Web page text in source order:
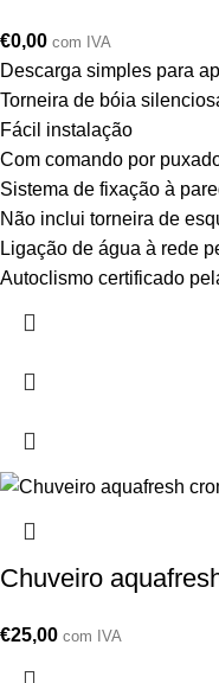
€0,00 com IVA
Descarga simples para
Torneira de bóia
Fácil instalação
Com comando por
Sistema de fixação à
Não inclui torneira de
Ligação de água à rede
Autoclismo certificado
Chuveiro
€25,00 com IVA